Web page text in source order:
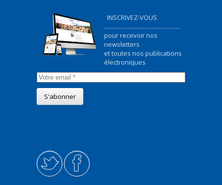
INSCRIVEZ-VOUS
...................................................
pour recevoir nos
newsletters
et toutes nos publications
électroniques